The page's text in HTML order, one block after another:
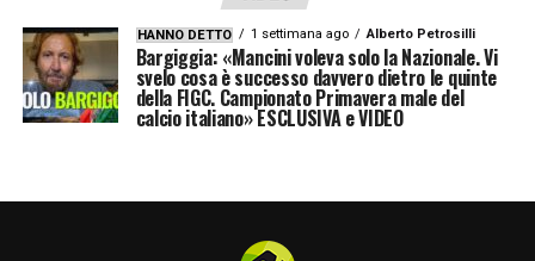
HANNO DETTO 1 settimana ago Alberto Petrosilli
Bargiggia: «Mancini voleva solo la Nazionale. Vi
svelo cosa è successo davvero dietro le quinte
della FIGC. Campionato Primavera male del
calcio italiano» ESCLUSIVA e VIDEO